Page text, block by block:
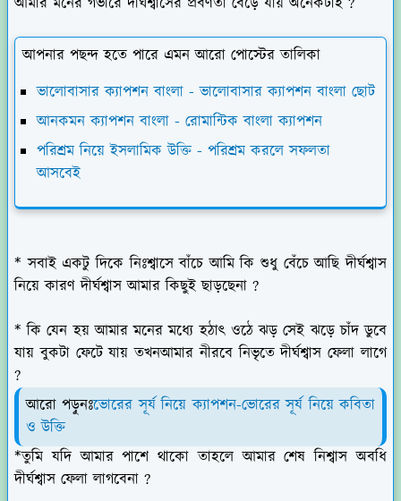
আপনার পছন্দ হতে পারে এমন আরো পোস্টের তালিকা
ভালোবাসার ক্যাপশন বাংলা - ভালোবাসার ক্যাপশন বাংলা ছোট
আনকমন ক্যাপশন বাংলা - রোমান্টিক বাংলা ক্যাপশন
পরিশ্রম নিয়ে ইসলামিক উক্তি - পরিশ্রম করলে সফলতা
আসবেই
* সবাই একটু দিকে নিঃশ্বাসে বাঁচে আমি কি শুধু বেঁচে আছি দীর্ঘশ্বাস
নিয়ে কারণ দীর্ঘশ্বাস আমার কিছুই ছাড়ছেনা ?
* কি যেন হয় আমার মনের মধ্যে হঠাৎ ওঠে ঝড় সেই ঝড়ে চাঁদ ডুবে
যায় বুকটা ফেটে যায় তখনআমার নীরবে নিভৃতে দীর্ঘশ্বাস ফেলা লাগে
?
আরো পড়ুনঃভোরের সূর্য নিয়ে ক্যাপশন-ভোরের সূর্য নিয়ে কবিতা
ও উক্তি
*তুমি যদি আমার পাশে থাকো তাহলে আমার শেষ নিশ্বাস অবধি
দীর্ঘশ্বাস ফেলা লাগবেনা ?